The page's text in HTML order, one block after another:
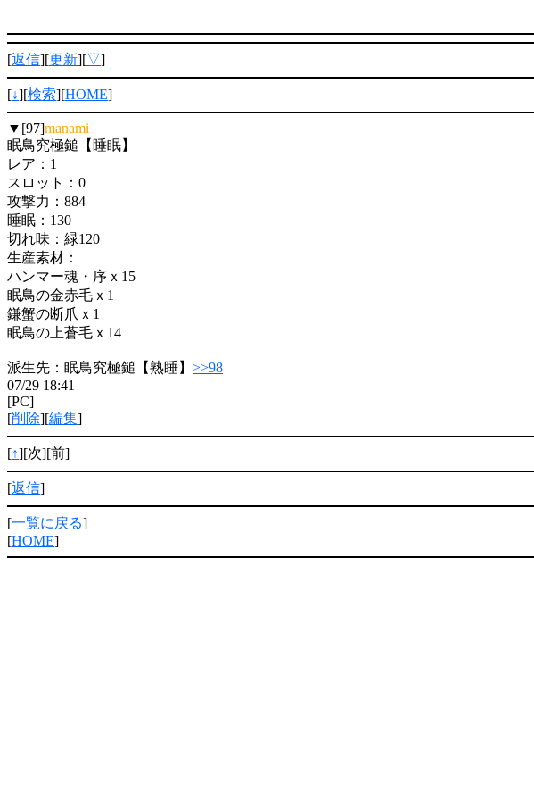
[返信][更新][▽]
[↓][検索][HOME]
▼[97]manami
眠鳥究極鎚【睡眠】
レア：1
スロット：0
攻撃力：884
睡眠：130
切れ味：緑120
生産素材：
ハンマー魂・序ｘ15
眠鳥の金赤毛ｘ1
鎌蟹の断爪ｘ1
眠鳥の上蒼毛ｘ14
派生先：眠鳥究極鎚【熟睡】 >>98
07/29 18:41
[PC]
[削除][編集]
[↑][次][前]
[返信]
[一覧に戻る]
[HOME]